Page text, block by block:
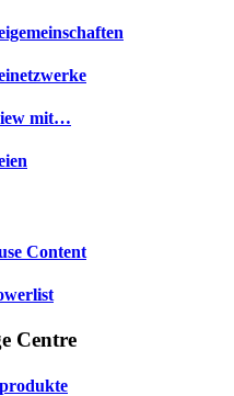
mit…
Content
Centre